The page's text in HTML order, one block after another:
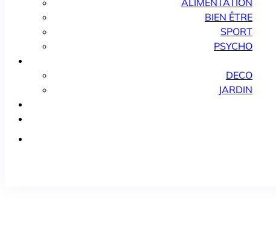
ALIMENTATION
BIEN ÊTRE
SPORT
PSYCHO
DECO
JARDIN